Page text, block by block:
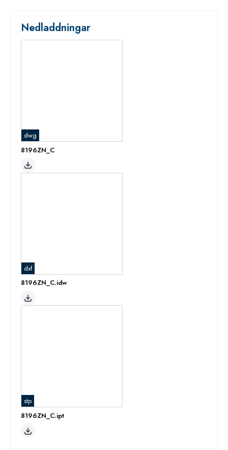
Nedladdningar
dwg
8196ZN_C
dxf
8196ZN_C.idw
stp
8196ZN_C.ipt